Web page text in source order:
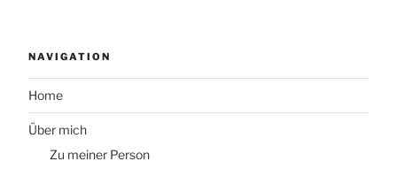
NAVIGATION
Home
Über mich
Zu meiner Person